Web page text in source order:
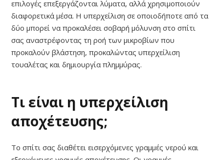
επιλογές επεξεργάζονται λύματα, αλλά χρησιμοποιούν
διαφορετικά μέσα. Η υπερχείλιση σε οποιοδήποτε από τα
δύο μπορεί να προκαλέσει σοβαρή μόλυνση στο σπίτι
σας αναστρέφοντας τη ροή των μικροβίων που
προκαλούν βλάστηση, προκαλώντας υπερχείλιση
τουαλέτας και δημιουργία πλημμύρας.
Τι είναι η υπερχείλιση
αποχέτευσης;
Το σπίτι σας διαθέτει εισερχόμενες γραμμές νερού και